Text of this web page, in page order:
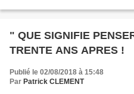
" QUE SIGNIFIE
TRENTE ANS APRES !
Publié le 02/08/2018 à 15:48
Par Patrick CLEMENT